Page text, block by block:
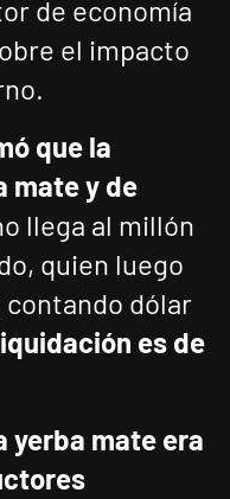
de economía
el impacto
que la
mate y de
llega al millón
quien luego
contando dólar
es de
yerba mate era